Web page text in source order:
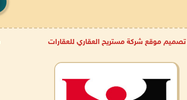
تصميم موقع شركة مستريح العقاري للعقارات